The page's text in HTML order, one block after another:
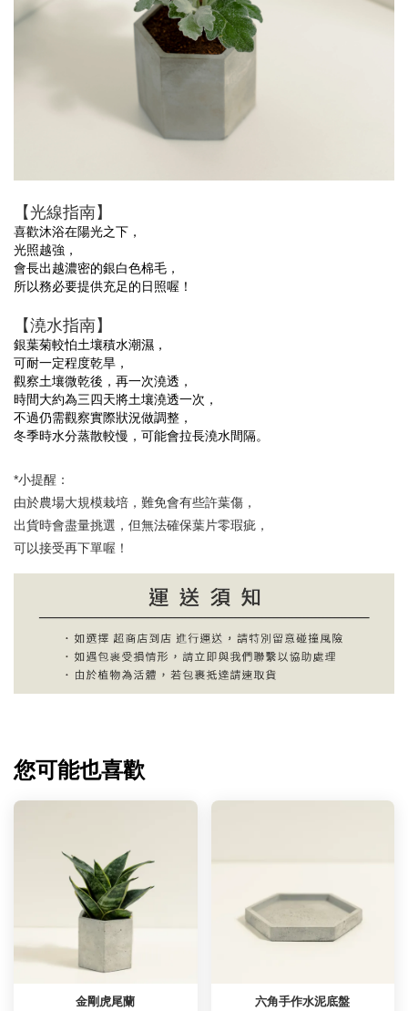
【光線指南】
喜歡沐浴在陽光之下，
光照越強，
會長出越濃密的銀白色棉毛，
所以務必要提供充足的日照喔！
【澆水指南】
銀葉菊較怕土壤積水潮濕，
可耐一定程度乾旱，
觀察土壤微乾後，再一次澆透，
時間大約為三四天將土壤澆透一次，
不過仍需觀察實際狀況做調整，
冬季時水分蒸散較慢，可能會拉長澆水間隔。
*小提醒：
由於農場大規模栽培，難免會有些許葉傷，
出貨時會盡量挑選，但無法確保葉片零瑕疵，
可以接受再下單喔！
您可能也喜歡
金剛虎尾蘭
六角手作水泥底盤